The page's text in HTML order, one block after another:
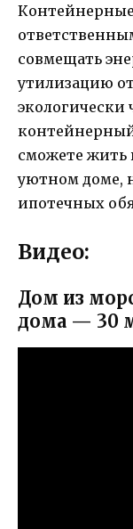
совмещать
утилизацию
экологически
сможете жить
уютном доме,
ипотечных
Видео:
Дом из
дома — 30